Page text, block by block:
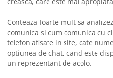
Conteaza foarte mult sa
comunica si cum comunica cu
telefon afisate in site, cate
optiunea de chat, cand este
un reprezentant de acolo.